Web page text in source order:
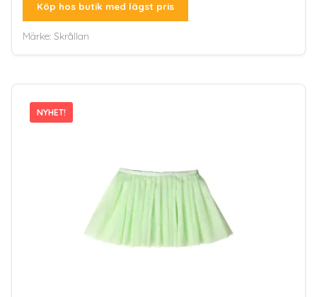
Köp hos butik med lägst pris
Märke: Skrållan
NYHET!
NYHET!